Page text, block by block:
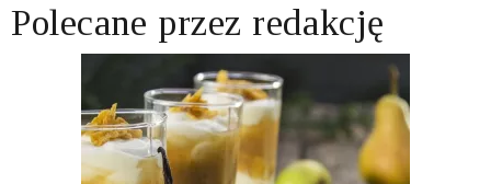
Polecane przez redakcję